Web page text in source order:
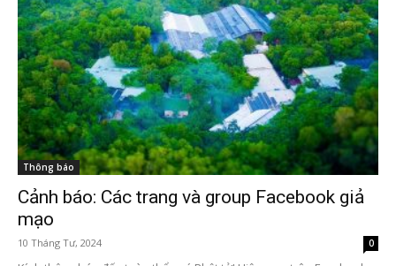
Thông báo
Cảnh báo: Các trang và group Facebook giả
mạo
10 Tháng Tư, 2024 0